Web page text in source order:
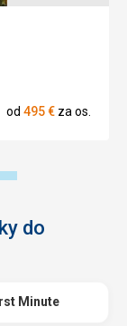
od 495€ za os.
do
Minute